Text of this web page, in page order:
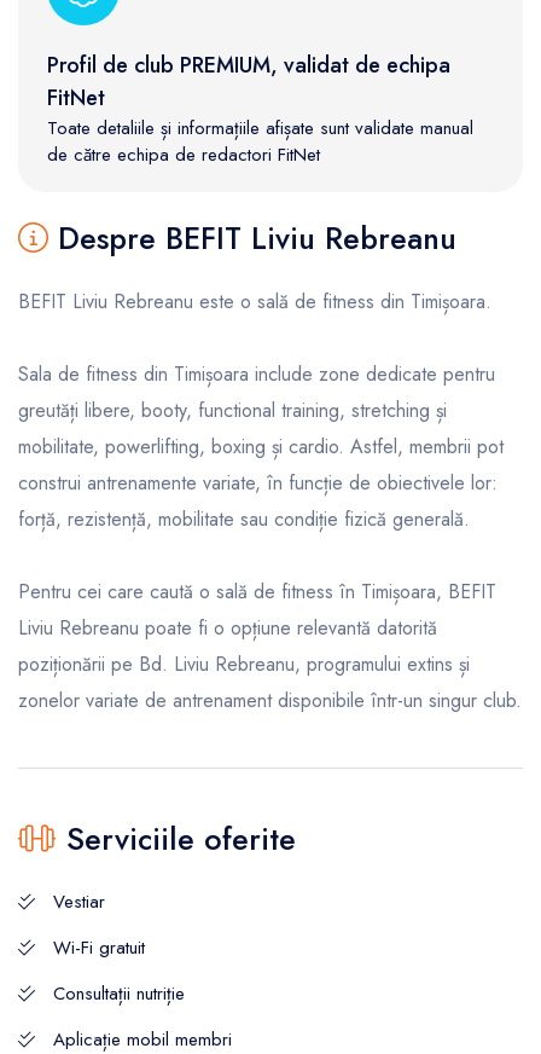
Profil de club PREMIUM, validat de echipa
FitNet
Toate detaliile și informațiile afișate sunt validate manual
de către echipa de redactori FitNet
Despre BEFIT Liviu Rebreanu
BEFIT Liviu Rebreanu este o sală de fitness din Timișoara.
Sala de fitness din Timișoara include zone dedicate pentru
greutăți libere, booty, functional training, stretching și
mobilitate, powerlifting, boxing și cardio. Astfel, membrii pot
construi antrenamente variate, în funcție de obiectivele lor:
forță, rezistență, mobilitate sau condiție fizică generală.
Pentru cei care caută o sală de fitness în Timișoara, BEFIT
Liviu Rebreanu poate fi o opțiune relevantă datorită
poziționării pe Bd. Liviu Rebreanu, programului extins și
zonelor variate de antrenament disponibile într-un singur club.
Serviciile oferite
Vestiar
Wi-Fi gratuit
Consultații nutriție
Aplicație mobil membri